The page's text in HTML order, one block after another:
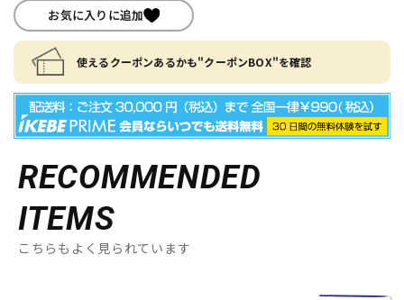
お気に入りに追加
使えるクーポンあるかも"クーポンBOX"を確認
RECOMMENDED
ITEMS
こちらもよく見られています